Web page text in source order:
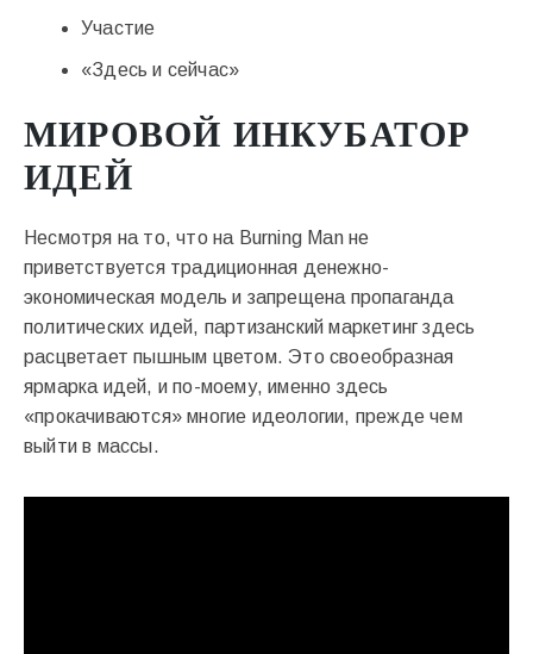
Участие
«Здесь и сейчас»
МИРОВОЙ ИНКУБАТОР
ИДЕЙ
Несмотря на то, что на Burning Man не
приветствуется традиционная денежно-
экономическая модель и запрещена пропаганда
политических идей, партизанский маркетинг здесь
расцветает пышным цветом. Это своеобразная
ярмарка идей, и по-моему, именно здесь
«прокачиваются» многие идеологии, прежде чем
выйти в массы.